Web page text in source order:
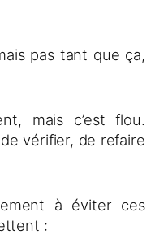
pas tant que ça,
mais c’est flou.
vérifier, de refaire
à éviter ces
: